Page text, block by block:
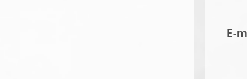
E-